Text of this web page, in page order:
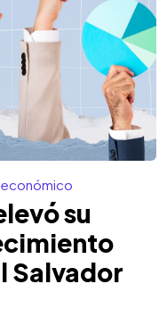
su
Salvador